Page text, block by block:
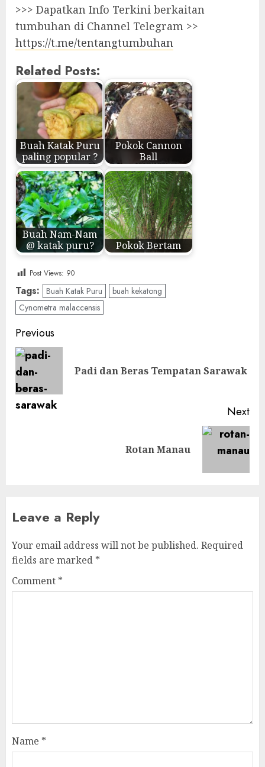
>>> Dapatkan Info Terkini berkaitan
tumbuhan di Channel Telegram >>
https://t.me/tentangtumbuhan
Related Posts:
Buah Katak Puru
paling popular ?
Pokok Cannon
Ball
Buah Nam-Nam
@ katak puru?
Pokok Bertam
Post Views: 90
Tags: Buah Katak Puru
buah kekatong
Cynometra malaccensis
Post
navigation
Previous
Padi dan Beras Tempatan Sarawak
Next
Rotan Manau
Leave a Reply
Your email address will not be published. Required
fields are marked *
Comment *
Name *